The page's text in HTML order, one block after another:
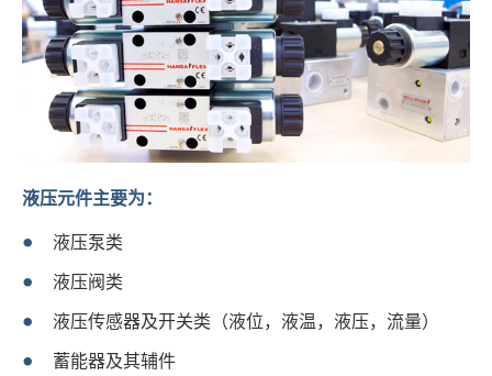
液压元件主要为：
液压泵类
液压阀类
液压传感器及开关类（液位，液温，液压，流量）
蓄能器及其辅件